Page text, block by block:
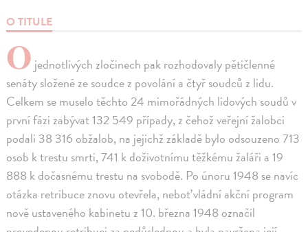
O TITULE
O jednotlivých zločinech pak rozhodovaly pětičlenné
senáty složené ze soudce z povolání a čtyř soudců z lidu.
Celkem se muselo těchto 24 mimořádných lidových soudů v
první fázi zabývat 132 549 případy, z čehož veřejní žalobci
podali 38 316 obžalob, na jejichž základě bylo odsouzeno 713
osob k trestu smrti, 741 k doživotnímu těžkému žaláři a 19
888 k dočasnému trestu na svobodě. Po únoru 1948 se navíc
otázka retribuce znovu otevřela, neboť vládní akční program
nově ustaveného kabinetu z 10. března 1948 označil